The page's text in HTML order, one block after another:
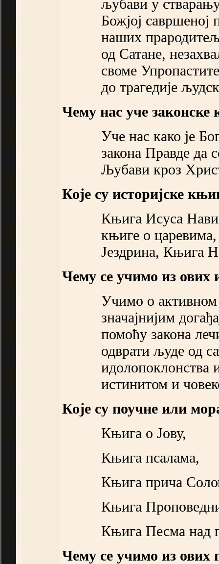
љубави у
Божјој савршеној
наших
од Сатане,
своме
до трагедије
Чему нас уче законске
Уче нас како је
закона Правде да
Љубави кроз
Које су историјске
Књига Исуса
књиге о
Јездрина, Књига
Чему се учимо из ових
Учимо о
значајнијим
помоћу закона
одврати људе од
идолопоклонства
истинитом и
Које су поучне или
Књига о Јову,
Књига псалама,
Књига прича
Књига
Књига Песма над
Чему се учимо из